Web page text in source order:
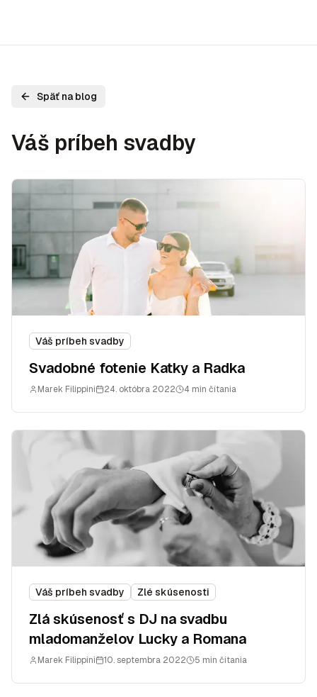
Späť na blog
Váš príbeh svadby
Váš príbeh svadby
Svadobné fotenie Katky a Radka
Marek Filippini 24. októbra 2022 4 min čítania
Váš príbeh svadby Zlé skúsenosti
Zlá skúsenosť s DJ na svadbu
mladomanželov Lucky a Romana
Marek Filippini 10. septembra 2022 5 min čítania